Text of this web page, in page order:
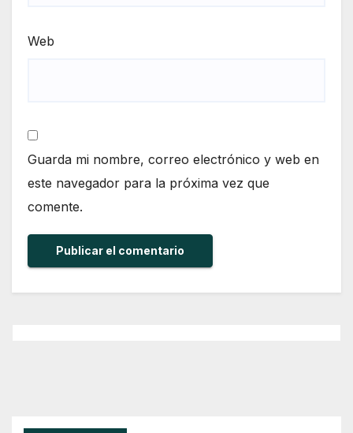
Web
Guarda mi nombre, correo electrónico y web en
este navegador para la próxima vez que
comente.